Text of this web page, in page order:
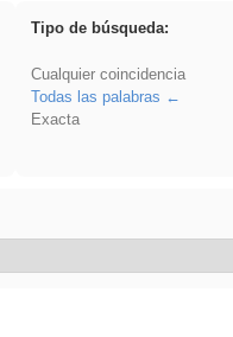
Tipo de búsqueda:
Cualquier coincidencia
Todas las palabras
Exacta